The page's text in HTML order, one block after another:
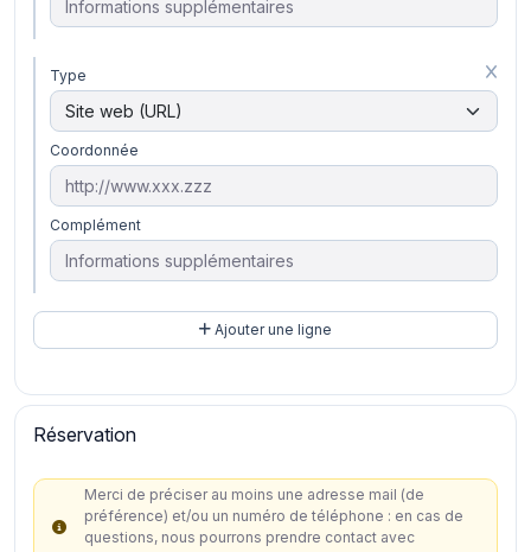
Type
Coordonnée
Complément
Ajouter une ligne
Réservation
Merci de préciser au moins une adresse mail (de
préférence) et/ou un numéro de téléphone : en cas de
questions, nous pourrons prendre contact avec